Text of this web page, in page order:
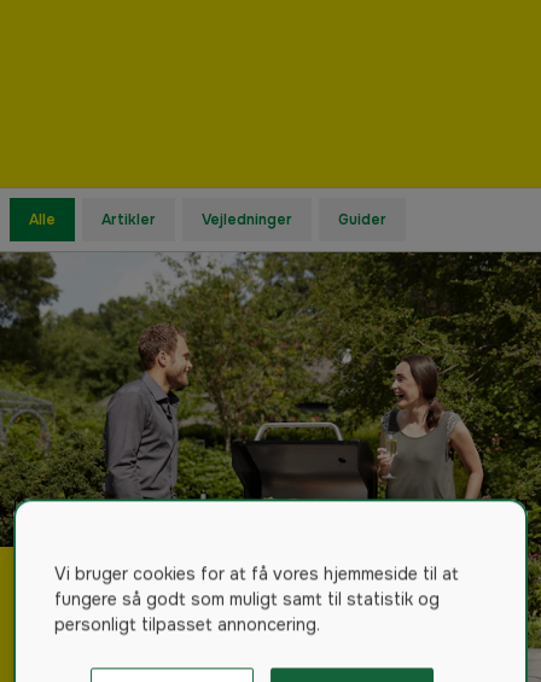
Alle Artikler Vejledninger Guider
Grillguiden - hvilken
Vi bruger cookies for at få vores hjemmeside til at
fungere så godt som muligt samt til statistik og
personligt tilpasset annoncering.